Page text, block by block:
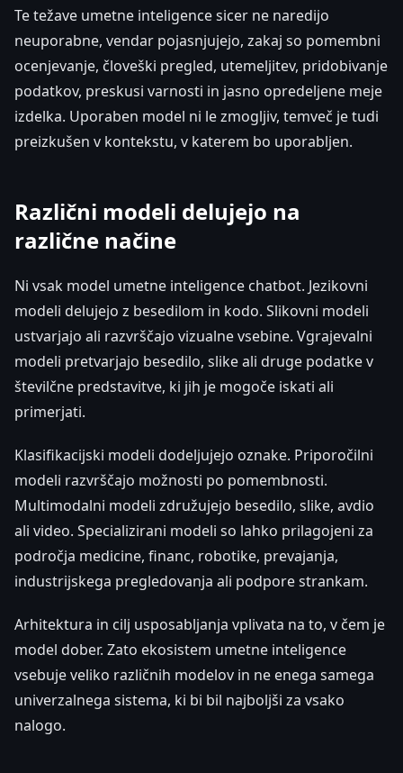
Te težave umetne inteligence sicer ne naredijo
neuporabne, vendar pojasnjujejo, zakaj so pomembni
ocenjevanje, človeški pregled, utemeljitev, pridobivanje
podatkov, preskusi varnosti in jasno opredeljene meje
izdelka. Uporaben model ni le zmogljiv, temveč je tudi
preizkušen v kontekstu, v katerem bo uporabljen.
Različni modeli delujejo na
različne načine
Ni vsak model umetne inteligence chatbot. Jezikovni
modeli delujejo z besedilom in kodo. Slikovni modeli
ustvarjajo ali razvrščajo vizualne vsebine. Vgrajevalni
modeli pretvarjajo besedilo, slike ali druge podatke v
številčne predstavitve, ki jih je mogoče iskati ali
primerjati.
Klasifikacijski modeli dodeljujejo oznake. Priporočilni
modeli razvrščajo možnosti po pomembnosti.
Multimodalni modeli združujejo besedilo, slike, avdio
ali video. Specializirani modeli so lahko prilagojeni za
področja medicine, financ, robotike, prevajanja,
industrijskega pregledovanja ali podpore strankam.
Arhitektura in cilj usposabljanja vplivata na to, v čem je
model dober. Zato ekosistem umetne inteligence
vsebuje veliko različnih modelov in ne enega samega
univerzalnega sistema, ki bi bil najboljši za vsako
nalogo.